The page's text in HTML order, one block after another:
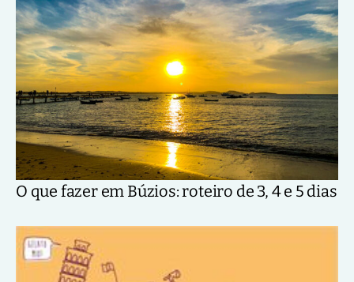
O que fazer em Búzios: roteiro de 3, 4 e 5 dias